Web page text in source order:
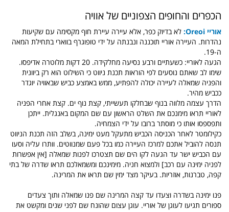
הכפרים והחופים הצפוניים של אוויה
אוריי Oreoi:
לא בדיוק כפר, אלא עיירה עיירת חוף מקסימה עם שקיעות
נהדרות. העיירה אוריי תוכננה ונבנתה על ידי טופוגרף בווארי בתחילת המאה
ה-19.
הגעה לאוריי: כשעתיים ורבע נסיעה מחלקידה. 20 דקות מלוטרה אדיפסו.
שימו לב שאתם נוסעים לפי הוראות תכנת ניווט כי השילוט הוא רק ביוונית
והפניה שמאלה לעיירה יכולה להפתיע, ממש באמצע כביש שבאוויה יוגדר
ככביש מהיר.
הדרך עצמה מלווה בנוף שבחלקו תעשייתי, קצת נוף ים. קצת אחרי הפניה
לאוריי תראו מימנכם את השלט הראשון עם שם המקום באנגלית. ייתכן
ותפספסו אותו כי מוסתר ברובו על ידי הצמחיה.
כקילומטר לאחר הכניסה הכביש מתעקל מעט ימינה, בשלב הזה תכנת הניווט
תנסה להוביל אתכם למרכז העיירה כמו בכל פעם שמנווטים. וותרו עליה וסעו
עם הכביש ישר עד הגעה לקו הים שם תצטרכו לפנות שמאלה [אין אפשרות
לפניה ימינה עם רכב] ולמצוא חניה. מימינכם ומשמאלכם תראו שדרה של בתי
קפה, טברנות, אוזריות. בעיקר מצד ימין שם תראו את המרינה.
פנו ימינה בשדרה וצעדו עד קצה המרינה שם פנו שמאלה ותוך צעדים
ספורים תגיעו לעוגן של אוריי. עוגן עצום שהונח שם לפני שנים ומקשט את